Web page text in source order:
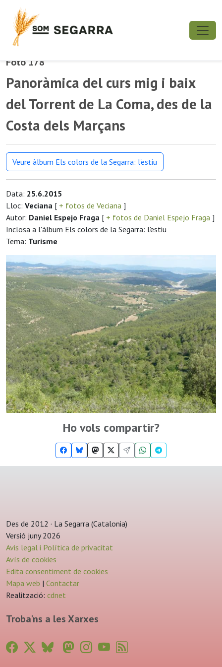
Foto 178
Panoràmica del curs mig i baix
del Torrent de La Coma, des de la
Costa dels Marçans
Veure àlbum Els colors de la Segarra: l'estiu
Data: 25.6.2015
Lloc: Veciana [ + fotos de Veciana ]
Autor: Daniel Espejo Fraga [ + fotos de Daniel Espejo Fraga ]
Inclosa a l'àlbum Els colors de la Segarra: l'estiu
Tema: Turisme
Ho vols compartir?
Des de 2012 · La Segarra (Catalonia)
Versió juny 2026
Avis legal i Política de privacitat
Avís de cookies
Edita consentiment de cookies
Mapa web | Contactar
Realització: cdnet
Troba'ns a les Xarxes